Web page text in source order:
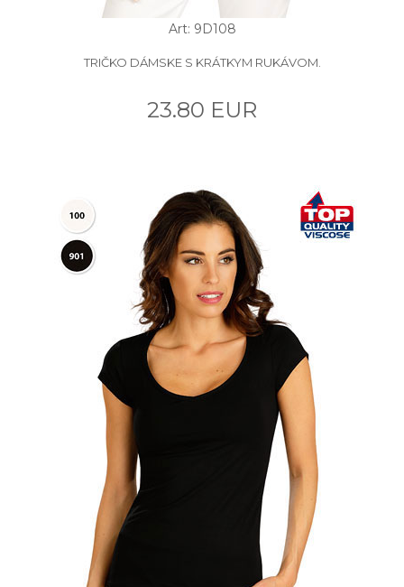
Art: 9D108
TRIČKO DÁMSKE S KRÁTKYM RUKÁVOM.
23.80 EUR